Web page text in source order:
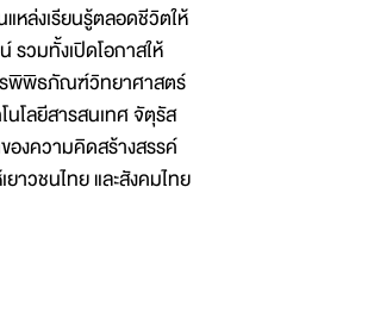
งเรียนรู้ตลอดชีวิตให้
รวมทั้งเปิดโอกาสให้
ารพิพิธภัณฑ์วิทยาศาสตร์
ลยีสารสนเทศ จัตุรัส
งความคิดสร้างสรรค์
าวชนไทย และสังคมไทย